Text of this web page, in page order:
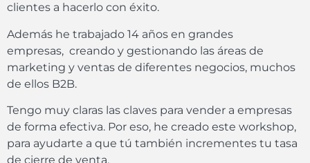
clientes a hacerlo con éxito.
Además he trabajado 14 años en grandes
empresas, creando y gestionando las áreas de
marketing y ventas de diferentes negocios, muchos
de ellos B2B.
Tengo muy claras las claves para vender a empresas
de forma efectiva. Por eso, he creado este workshop,
para ayudarte a que tú también incrementes tu tasa
de cierre de venta.